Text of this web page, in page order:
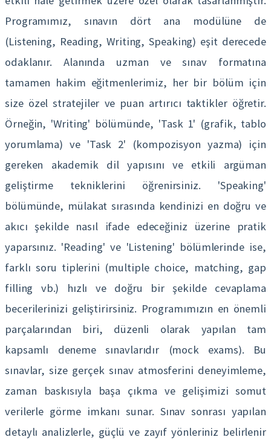
Programımız, sınavın dört ana modülüne de
(Listening, Reading, Writing, Speaking) eşit derecede
odaklanır. Alanında uzman ve sınav formatına
tamamen hakim eğitmenlerimiz, her bir bölüm için
size özel stratejiler ve puan artırıcı taktikler öğretir.
Örneğin, 'Writing' bölümünde, 'Task 1' (grafik, tablo
yorumlama) ve 'Task 2' (kompozisyon yazma) için
gereken akademik dil yapısını ve etkili argüman
geliştirme tekniklerini öğrenirsiniz. 'Speaking'
bölümünde, mülakat sırasında kendinizi en doğru ve
akıcı şekilde nasıl ifade edeceğiniz üzerine pratik
yaparsınız. 'Reading' ve 'Listening' bölümlerinde ise,
farklı soru tiplerini (multiple choice, matching, gap
filling vb.) hızlı ve doğru bir şekilde cevaplama
becerilerinizi geliştirirsiniz. Programımızın en önemli
parçalarından biri, düzenli olarak yapılan tam
kapsamlı deneme sınavlarıdır (mock exams). Bu
sınavlar, size gerçek sınav atmosferini deneyimleme,
zaman baskısıyla başa çıkma ve gelişimizi somut
verilerle görme imkanı sunar. Sınav sonrası yapılan
detaylı analizlerle, güçlü ve zayıf yönleriniz belirlenir